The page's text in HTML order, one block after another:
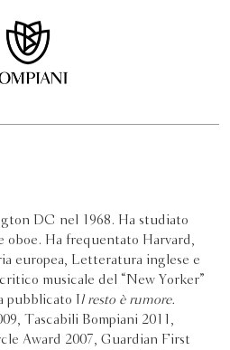
DC nel 1968. Ha studiato
oboe. Ha frequentato Harvard,
europea, Letteratura inglese e
musicale del “New Yorker”
pubblicato I l resto è rumore.
Tascabili Bompiani 2011,
Award 2007, Guardian First